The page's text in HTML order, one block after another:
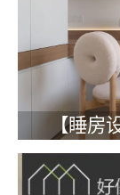
【睡房